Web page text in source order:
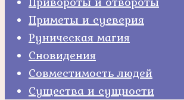
Приметы и суеверия
Руническая магия
Сновидения
Совместимость людей
Существа и сущности